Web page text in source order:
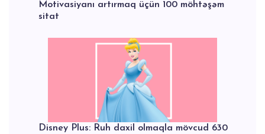
Motivasiyanı artırmaq üçün 100 möhtəşəm
sitat
Disney Plus: Ruh daxil olmaqla mövcud 630